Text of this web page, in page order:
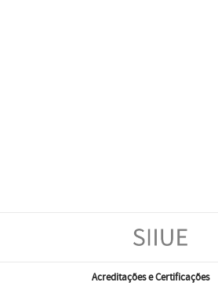
Acreditações e Certificações